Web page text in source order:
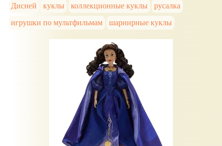
Дисней куклы коллекционные куклы
русалка
игрушки по мультфильмам
шарнирные куклы